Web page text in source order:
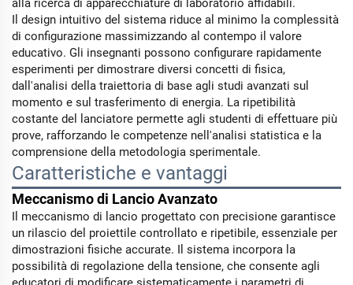
Il design intuitivo del sistema riduce al minimo la complessità
di configurazione massimizzando al contempo il valore
educativo. Gli insegnanti possono configurare rapidamente
esperimenti per dimostrare diversi concetti di fisica,
dall'analisi della traiettoria di base agli studi avanzati sul
momento e sul trasferimento di energia. La ripetibilità
costante del lanciatore permette agli studenti di effettuare più
prove, rafforzando le competenze nell'analisi statistica e la
comprensione della metodologia sperimentale.
Caratteristiche e vantaggi
Meccanismo di Lancio Avanzato
Il meccanismo di lancio progettato con precisione garantisce
un rilascio del proiettile controllato e ripetibile, essenziale per
dimostrazioni fisiche accurate. Il sistema incorpora la
possibilità di regolazione della tensione, che consente agli